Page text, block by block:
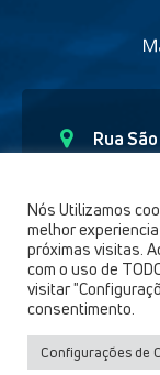
Rua
Curitiba
(41) 9
IT Experts ©
Nós Utilizamos
melhor
próximas visitas.
com o uso de
visitar
consentimento.
Configurações de